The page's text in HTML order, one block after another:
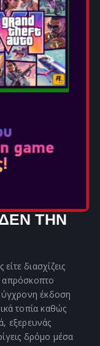
δυναμικές
και τις
parkour έχουν
και δολοφονίες.
που
πυρός.
διορθώνουν
ΤΗΝ
διασχίζεις
απρόσκοπτο
έκδοση
τοπία καθώς
εξερευνάς
δρόμο μέσα